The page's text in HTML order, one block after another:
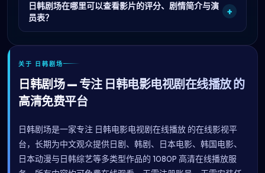
日韩剧场在哪里可以查看影片的评分、剧情简介与演
员表？
+
关于 日韩剧场
日韩剧场 — 专注 日韩电影电视剧在线播放 的
高清免费平台
日韩剧场是一家专注 日韩电影电视剧在线播放 的在线影视平
台，长期为中文观众提供日剧、韩剧、日本电影、韩国电影、
日本动漫与日韩综艺等多类型作品的 1080P 高清在线播放服